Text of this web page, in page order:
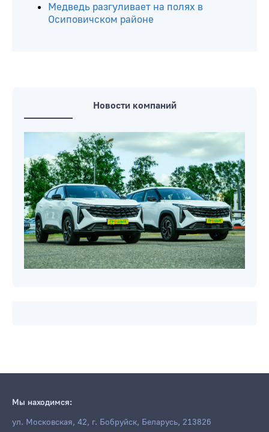
Медведь разгуливает на полях в
Осиповичском районе
Новости компаний
Мы находимся:
ул. Московская, 42, г. Бобруйск, Беларусь, 213826